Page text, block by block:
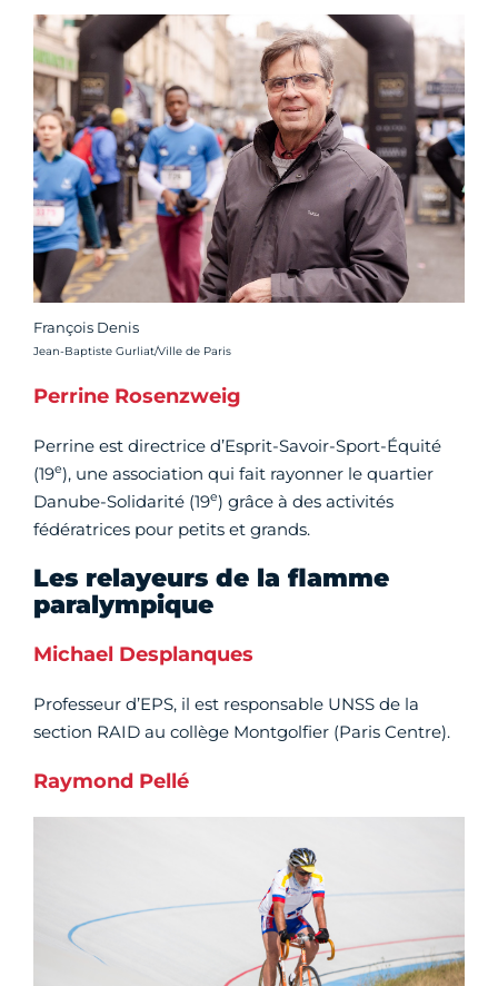
François Denis
Crédit photo :
Jean-Baptiste Gurliat/Ville de Paris
Perrine Rosenzweig
Perrine est directrice d’Esprit-Savoir-Sport-Équité
(19e), une association qui fait rayonner le quartier
Danube-Solidarité (19e) grâce à des activités
fédératrices pour petits et grands.
Les relayeurs de la flamme
paralympique
Michael Desplanques
Professeur d’EPS, il est responsable UNSS de la
section RAID au collège Montgolfier (Paris Centre).
Raymond Pellé